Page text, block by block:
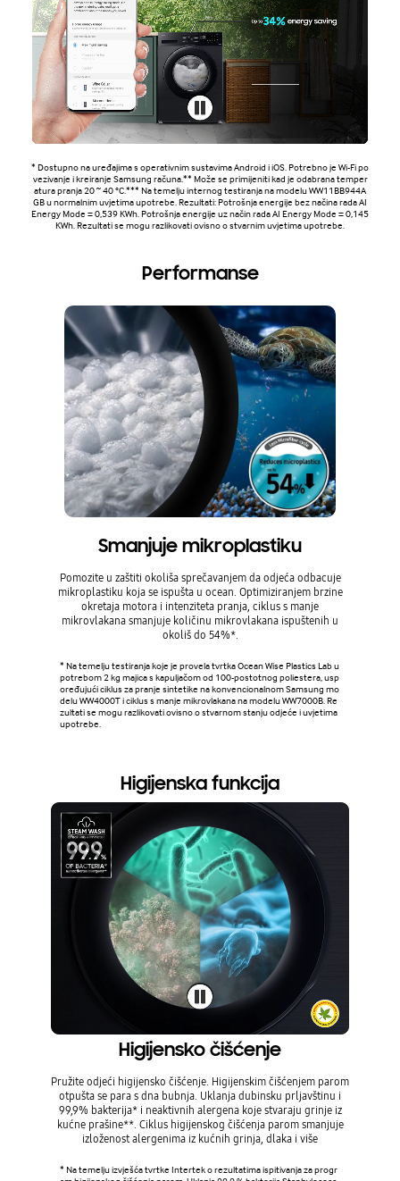
* Dostupno na uređajima s operativnim sustavima Android i iOS. Potrebno je Wi-Fi po
vezivanje i kreiranje Samsung računa.** Može se primijeniti kad je odabrana temper
atura pranja 20 ~ 40 °C.*** Na temelju internog testiranja na modelu WW11BB944A
GB u normalnim uvjetima upotrebe. Rezultati: Potrošnja energije bez načina rada AI
Energy Mode = 0,539 KWh. Potrošnja energije uz način rada AI Energy Mode = 0,145
KWh. Rezultati se mogu razlikovati ovisno o stvarnim uvjetima upotrebe.
Performanse
Smanjuje mikroplastiku
Pomozite u zaštiti okoliša sprečavanjem da odjeća odbacuje
mikroplastiku koja se ispušta u ocean. Optimiziranjem brzine
okretaja motora i intenziteta pranja, ciklus s manje
mikrovlakana smanjuje količinu mikrovlakana ispuštenih u
okoliš do 54%*.
* Na temelju testiranja koje je provela tvrtka Ocean Wise Plastics Lab u
potrebom 2 kg majica s kapuljačom od 100-postotnog poliestera, usp
oređujući ciklus za pranje sintetike na konvencionalnom Samsung mo
delu WW4000T i ciklus s manje mikrovlakana na modelu WW7000B. Re
zultati se mogu razlikovati ovisno o stvarnom stanju odjeće i uvjetima
upotrebe.
Higijenska funkcija
Higijensko čišćenje
Pružite odjeći higijensko čišćenje. Higijenskim čišćenjem parom
otpušta se para s dna bubnja. Uklanja dubinsku prljavštinu i
99,9% bakterija* i neaktivnih alergena koje stvaraju grinje iz
kućne prašine**. Ciklus higijenskog čišćenja parom smanjuje
izloženost alergenima iz kućnih grinja, dlaka i više
* Na temelju izvješća tvrtke Intertek o rezultatima ispitivanja za progr